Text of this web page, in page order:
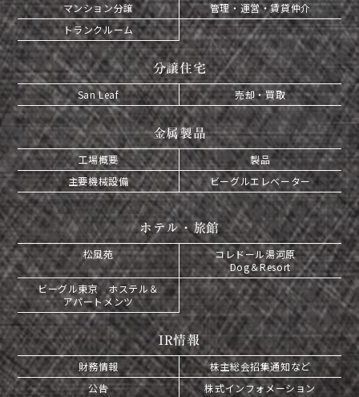
マンション分譲
管理・運営・賃貸仲介
トランクルーム
分譲住宅
San Leaf 売却・買取
金属製品
工場概要
製品
主要機械設備
ビーグルエレベーター
ホテル・旅館
松風苑
コレドール湯河原
Dog＆Resort
ビーグル東京 ホステル＆
アパートメンツ
IR情報
財務情報
株主総会招集通知など
公告
株式インフォメーション